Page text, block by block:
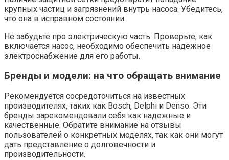
крупных частиц и загрязнений внутрь насоса. Убедитесь,
что она в исправном состоянии.
Не забудьте про электрическую часть. Проверьте, как
включается насос, необходимо обеспечить надёжное
электроснабжение для его работы.
Бренды и модели: на что обращать внимание
Рекомендуется сосредоточиться на известных
производителях, таких как Bosch, Delphi и Denso. Эти
бренды зарекомендовали себя как надежные и
качественные. Обратите внимание на отзывы
пользователей о конкретных моделях, так как они могут
дать представление о долговечности и
производительности.